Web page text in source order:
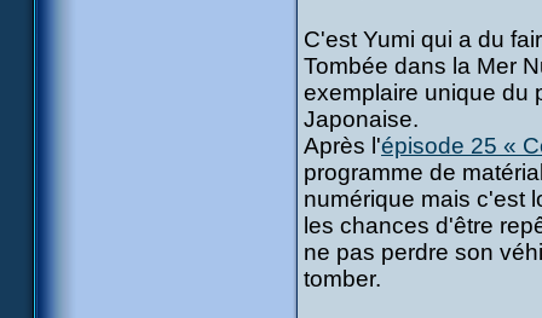
C'est Yumi qui a du
Tombée dans la Mer
exemplaire unique du
Japonaise.
Après l'épisode 25 «
programme de
numérique mais c'est
les chances d'être
ne pas perdre son
tomber.